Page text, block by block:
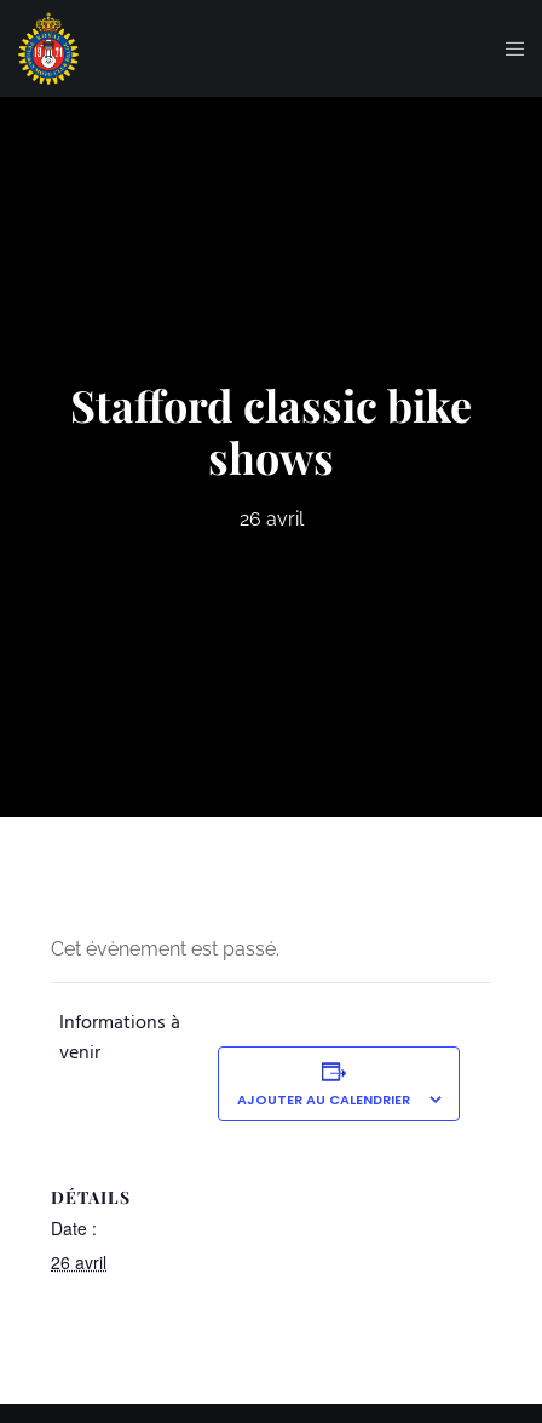
Stafford classic bike
shows
26 avril
Cet évènement est passé.
Informations à
venir
AJOUTER AU CALENDRIER
DÉTAILS
Date :
26 avril